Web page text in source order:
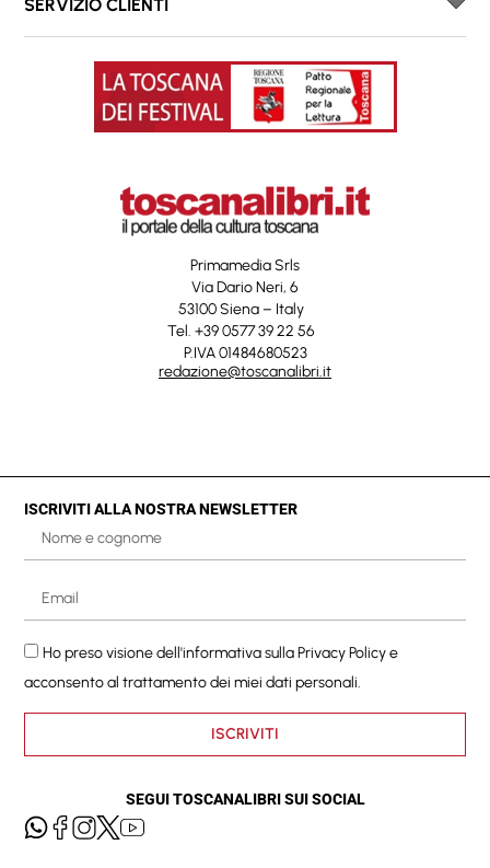
SERVIZIO CLIENTI
Primamedia Srls
Via Dario Neri, 6
53100 Siena – Italy
Tel. +39 0577 39 22 56
P.IVA 01484680523
redazione@toscanalibri.it
ISCRIVITI ALLA NOSTRA NEWSLETTER
Ho preso visione dell'informativa sullaPrivacy Policye
acconsento al trattamento dei miei dati personali.
ISCRIVITI
SEGUI TOSCANALIBRI SUI SOCIAL